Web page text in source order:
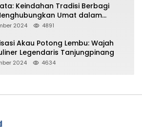
Keindahan Tradisi Berbagi
Umat dalam
dan Kebersamaan dalam
2024 4891
Akau Potong Lembu: Wajah
Legendaris Tanjungpinang
2024 4634